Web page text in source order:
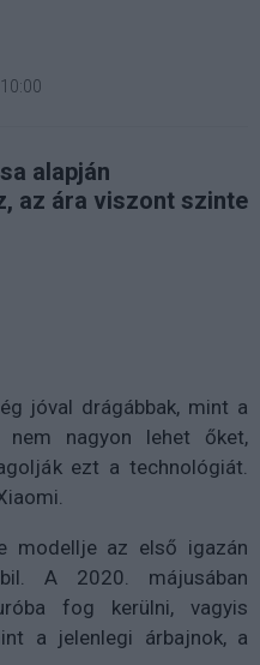
alapján
az ára viszont szinte
jóval drágábbak, mint a
nem nagyon lehet őket,
ezt a technológiát.
az első igazán
A 2020. májusában
fog kerülni, vagyis
a jelenlegi árbajnok, a